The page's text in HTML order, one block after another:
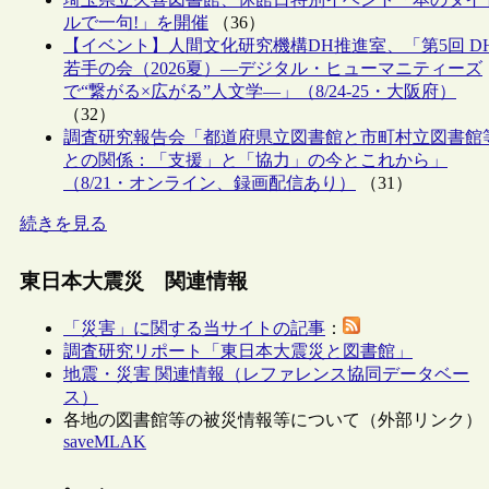
ルで一句!」を開催 （36）
【イベント】人間文化研究機構DH推進室、「第5回
若手の会（2026夏）―デジタル・ヒューマニティーズ
で“繋がる×広がる”人文学―」（8/24-25・大阪府）
（32）
調査研究報告会「都道府県立図書館と市町村立図書館
との関係：「支援」と「協力」の今とこれから」
（8/21・オンライン、録画配信あり）
（31）
続きを見る
東日本大震災 関連情報
「災害」に関する当サイトの記事 ：
調査研究リポート「東日本大震災と図書館」
地震・災害 関連情報（レファレンス協同データベー
ス）
各地の図書館等の被災情報等について（外部リンク）
saveMLAK